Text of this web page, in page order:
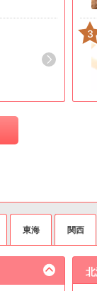
3
東海 関西